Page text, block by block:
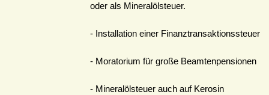
oder als Mineralölsteuer.
- Installation einer Finanztransaktionssteuer
- Moratorium für große Beamtenpensionen
- Mineralölsteuer auch auf Kerosin